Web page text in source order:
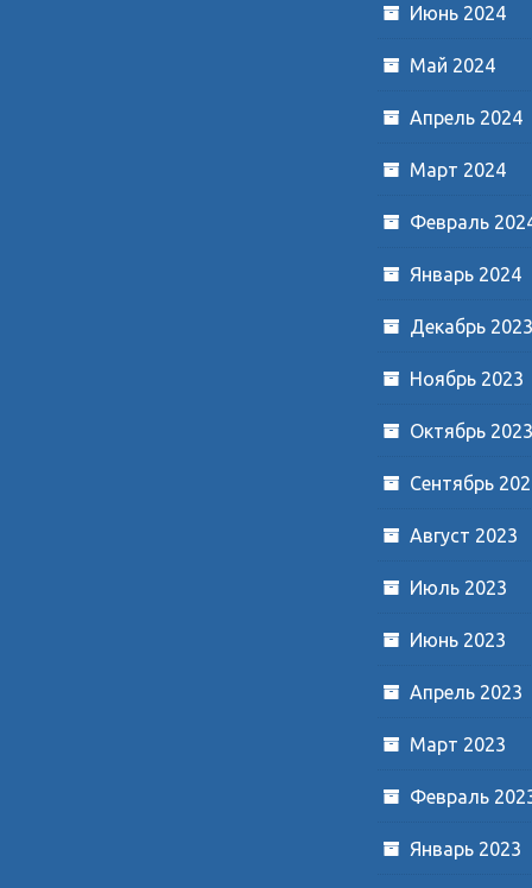
Июнь 2024
Май 2024
Апрель 2024
Март 2024
Февраль
Январь 2024
Декабрь 2023
Ноябрь 2023
Октябрь 2023
Сентябрь
Август 2023
Июль 2023
Июнь 2023
Апрель 2023
Март 2023
Февраль
Январь 2023